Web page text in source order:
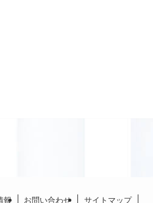
報 お問い合わせ サイトマップ